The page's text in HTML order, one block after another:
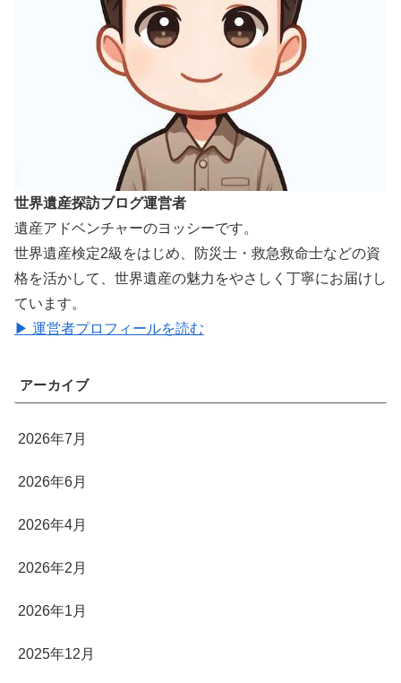
世界遺産探訪ブログ運営者
遺産アドベンチャーのヨッシーです。
世界遺産検定2級をはじめ、防災士・救急救命士などの資
格を活かして、世界遺産の魅力をやさしく丁寧にお届けし
ています。
▶ 運営者プロフィールを読む
アーカイブ
2026年7月
2026年6月
2026年4月
2026年2月
2026年1月
2025年12月